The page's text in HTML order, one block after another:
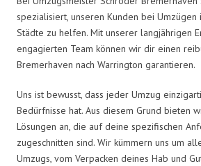
spezialisiert, unseren Kunden bei Umzügen
Städte zu helfen. Mit unserer langjährigen
engagierten Team können wir dir einen
Bremerhaven nach Warrington garantieren.
Uns ist bewusst, dass jeder Umzug
Bedürfnisse hat. Aus diesem Grund bieten
Lösungen an, die auf deine spezifischen
zugeschnitten sind. Wir kümmern uns um
Umzugs, vom Verpacken deines Hab und